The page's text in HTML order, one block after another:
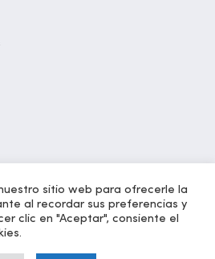
opcion5.com| Todos los derechos
| Versión 1.2
sitio web para ofrecerle la
al recordar sus preferencias y
clic en "Aceptar", consiente el